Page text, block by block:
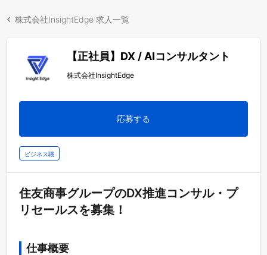
株式会社InsightEdge 求人一覧
【正社員】DX / AIコンサルタント
株式会社InsightEdge
応募する
ビジネス職
住友商事グループのDX推進コンサル・プ
リセールスを募集！
仕事概要